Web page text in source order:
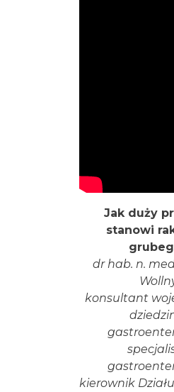
Jak duży
stanowi
dr hab. n.
konsultant
kierownik